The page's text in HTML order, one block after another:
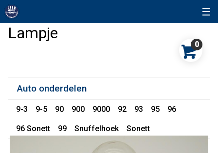
Lampje
0
Auto onderdelen
9-3 9-5 90 900 9000 92 93 95 96
96 Sonett 99 Snuffelhoek Sonett